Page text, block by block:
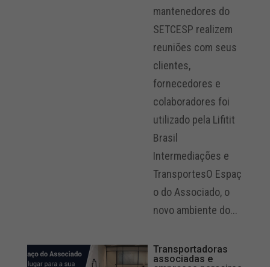
mantenedores do
SETCESP realizem
reuniões com seus
clientes,
fornecedores e
colaboradores foi
utilizado pela Lifitit
Brasil
Intermediações e
TransportesO Espaç
o do Associado, o
novo ambiente do...
Transportadoras
associadas e